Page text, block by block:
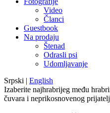
Video
Članci
Guestbook
Na prodaju
Štenad
Odrasli psi
Udomljavanje
Srpski | English
Izaberite najhrabrijeg među
čuvara i neprikosnovenog